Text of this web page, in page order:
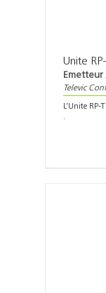
Unite
Emetteur
Televic
L’Unite
.